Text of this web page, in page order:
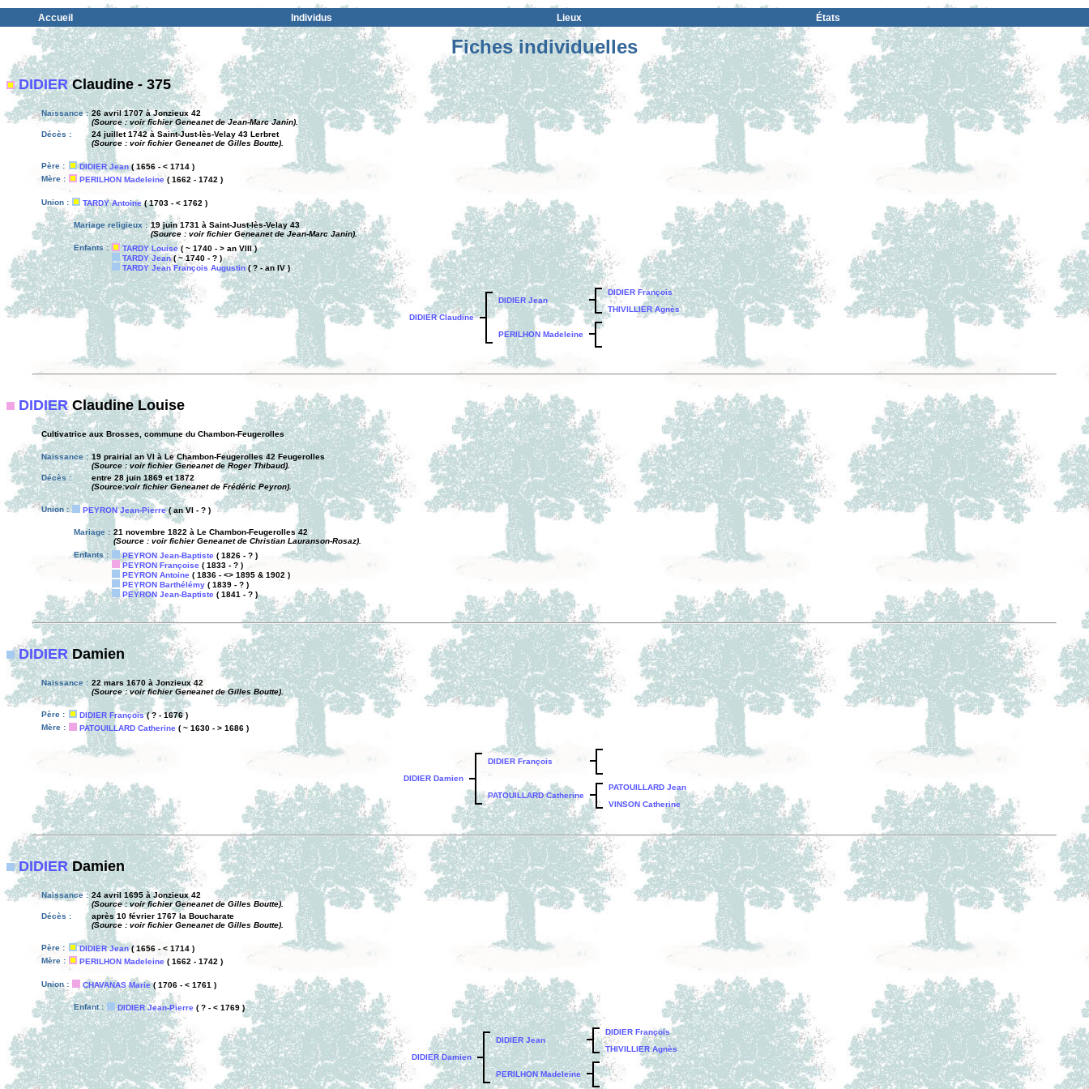
Accueil Individus Lieux États
Fiches individuelles
DIDIERClaudine - 375
Naissance : 26 avril 1707 à Jonzieux 42
(Source : voir fichier Geneanet de Jean-Marc Janin).
Décès :
24 juillet 1742 à Saint-Just-lès-Velay 43 Lerbret
(Source : voir fichier Geneanet de Gilles Boutte).
Père : DIDIER Jean( 1656 - < 1714 )
Mère :
PERILHON Madeleine ( 1662 - 1742 )
Union : TARDY Antoine( 1703 - < 1762 )
Mariage religieux : 19 juin 1731 à Saint-Just-lès-Velay 43
(Source : voir fichier Geneanet de Jean-Marc Janin).
Enfants :
TARDY Louise( ~ 1740 - > an VIII )
TARDY Jean( ~ 1740 - ? )
TARDY Jean François Augustin( ? - an IV )
DIDIER Claudine
DIDIER Jean
DIDIER François
THIVILLIER Agnès
PERILHON Madeleine
DIDIERClaudine Louise
Cultivatrice aux Brosses, commune du Chambon-Feugerolles
Naissance : 19 prairial an VI à Le Chambon-Feugerolles 42 Feugerolles
(Source : voir fichier Geneanet de Roger Thibaud).
Décès :
entre 28 juin 1869 et 1872
(Source:voir fichier Geneanet de Frédéric Peyron).
Union : PEYRON Jean-Pierre( an VI - ? )
Mariage : 21 novembre 1822 à Le Chambon-Feugerolles 42
(Source : voir fichier Geneanet de Christian Lauranson-Rosaz).
Enfants :
PEYRON Jean-Baptiste ( 1826 - ? )
PEYRON Françoise ( 1833 - ? )
PEYRON Antoine ( 1836 - <> 1895 & 1902 )
PEYRON Barthélémy ( 1839 - ? )
PEYRON Jean-Baptiste ( 1841 - ? )
DIDIERDamien
Naissance : 22 mars 1670 à Jonzieux 42
(Source : voir fichier Geneanet de Gilles Boutte).
Père : DIDIER François( ? - 1676 )
Mère :
PATOUILLARD Catherine ( ~ 1630 - > 1686 )
DIDIER Damien
DIDIER François
PATOUILLARD Catherine
PATOUILLARD Jean
VINSON Catherine
DIDIERDamien
Naissance : 24 avril 1695 à Jonzieux 42
(Source : voir fichier Geneanet de Gilles Boutte).
Décès :
après 10 février 1767 la Boucharate
(Source : voir fichier Geneanet de Gilles Boutte).
Père : DIDIER Jean( 1656 - < 1714 )
Mère :
PERILHON Madeleine ( 1662 - 1742 )
Union : CHAVANAS Marie( 1706 - < 1761 )
Enfant : DIDIER Jean-Pierre ( ? - < 1769 )
DIDIER Damien
DIDIER Jean
DIDIER François
THIVILLIER Agnès
PERILHON Madeleine